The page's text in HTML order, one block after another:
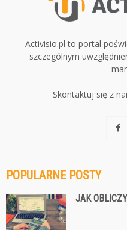
Activisio.pl to portal
szczególnym
Skontaktuj się z
POPULARNE POSTY
JAK